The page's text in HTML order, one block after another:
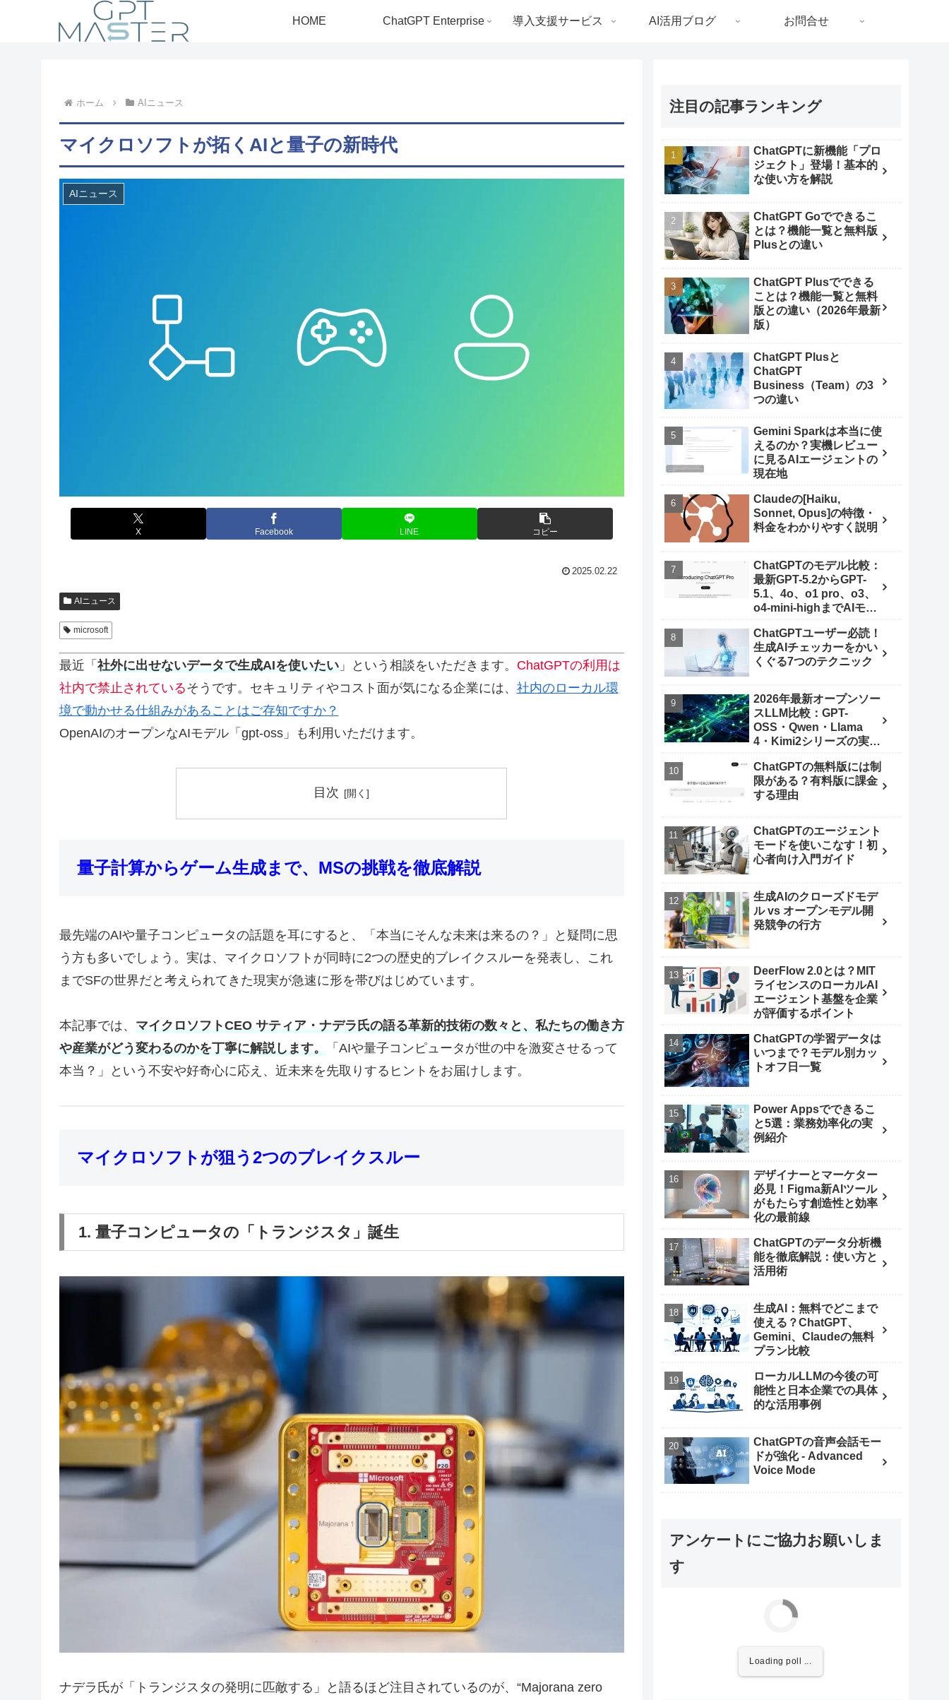
HOME ChatGPT Enterprise 導入支援サービス AI活用ブログ お問合せ
ホーム AIニュース
マイクロソフトが拓くAIと量子の新時代
AIニュース
X Facebook LINE コピー
2025.02.22
AIニュース
microsoft
最近「 社外に出せないデータで生成AIを使いたい」という相談をいただきます。 ChatGPTの利用は
社内で禁止されているそうです。セキュリティやコスト面が気になる企業には、 社内のローカル環
境で動かせる仕組みがあることはご存知ですか？
OpenAIのオープンなAIモデル「gpt-oss」も利用いただけます。
目次
量子計算からゲーム生成まで、MSの挑戦を徹底解説
最先端のAIや量子コンピュータの話題を耳にすると、「本当にそんな未来は来るの？」と疑問に思
う方も多いでしょう。実は、マイクロソフトが同時に2つの歴史的ブレイクスルーを発表し、これ
までSFの世界だと考えられてきた現実が急速に形を帯びはじめています。
本記事では、 マイクロソフトCEO サティア・ナデラ氏の語る革新的技術の数々と、私たちの働き方
や産業がどう変わるのかを丁寧に解説します。
「AIや量子コンピュータが世の中を激変させるって
本当？」という不安や好奇心に応え、近未来を先取りするヒントをお届けします。
マイクロソフトが狙う2つのブレイクスルー
1. 量子コンピュータの「トランジスタ」誕生
ナデラ氏が「トランジスタの発明に匹敵する」と語るほど注目されているのが、“Majorana zero
注目の記事ランキング
ChatGPTに新機能「プロ
ジェクト」登場！基本的
な使い方を解説
ChatGPT Goでできるこ
とは？機能一覧と無料版
Plusとの違い
ChatGPT Plusでできる
ことは？機能一覧と無料
版との違い（2026年最新
版）
ChatGPT Plusと
ChatGPT
Business（Team）の3
つの違い
Gemini Sparkは本当に使
えるのか？実機レビュー
に見るAIエージェントの
現在地
Claudeの[Haiku,
Sonnet, Opus]の特徴・
料金をわかりやすく説明
ChatGPTのモデル比較：
最新GPT-5.2からGPT-
5.1、4o、o1 pro、o3、
o4-mini-highまでAIモデ
ChatGPTユーザー必読！
生成AIチェッカーをかい
くぐる7つのテクニック
2026年最新オープンソー
スLLM比較：GPT-
OSS・Qwen・Llama
4・Kimi2シリーズの実力
ChatGPTの無料版には制
限がある？有料版に課金
する理由
ChatGPTのエージェント
モードを使いこなす！初
心者向け入門ガイド
生成AIのクローズドモデ
ル vs オープンモデル開
発競争の行方
DeerFlow 2.0とは？MIT
ライセンスのローカルAI
エージェント基盤を企業
が評価するポイント
ChatGPTの学習データは
いつまで？モデル別カッ
トオフ日一覧
Power Appsでできるこ
と5選：業務効率化の実
例紹介
デザイナーとマーケター
必見！Figma新AIツール
がもたらす創造性と効率
化の最前線
ChatGPTのデータ分析機
能を徹底解説：使い方と
活用術
生成AI：無料でどこまで
使える？ChatGPT、
Gemini、Claudeの無料
プラン比較
ローカルLLMの今後の可
能性と日本企業での具体
的な活用事例
ChatGPTの音声会話モー
ドが強化 - Advanced
Voice Mode
アンケートにご協力お願いしま
す
Loading poll ...